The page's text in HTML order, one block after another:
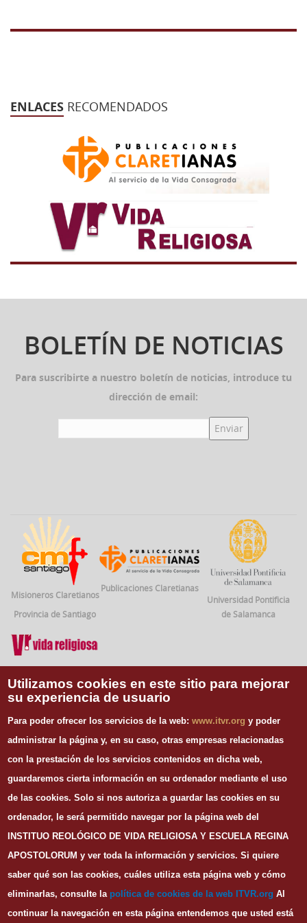
40 Semana (2011)
ENLACES RECOMENDADOS
BOLETÍN DE NOTICIAS
Para suscribirte a nuestro boletín de noticias, introduce tu
dirección de email:
Misioneros Claretianos
Provincia de Santiago
Publicaciones Claretianas
Universidad Pontificia
de Salamanca
Vida Religiosa
Instituto Teológico de Vida Religiosa
Escuela Regina Apostolorum
28008 Madrid
Tel. 91 540 12 73
Whatsapp: 626 278 077
email.secretaria@itvr.org
Lunes a Viernes: 10h-14h y 16:30h-20:30h
Utilizamos cookies en este sitio para mejorar
su experiencia de usuario
Para poder ofrecer los servicios de la web:www.itvr.org y poder
administrar la página y, en su caso, otras empresas relacionadas
con la prestación de los servicios contenidos en dicha web,
guardaremos cierta información en su ordenador mediante el uso
de las cookies. Solo si nos autoriza a guardar las cookies en su
ordenador, le será permitido navegar por la página web del
INSTITUO REOLÓGICO DE VIDA RELIGIOSA Y ESCUELA REGINA
APOSTOLORUM y ver toda la información y servicios. Si quiere
saber qué son las cookies, cuáles utiliza esta página web y cómo
eliminarlas, consulte la política de cookies de la web ITVR.org Al
continuar la navegación en esta página entendemos que usted está